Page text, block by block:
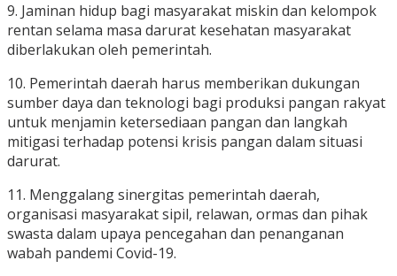
9. Jaminan hidup bagi masyarakat miskin dan kelompok
rentan selama masa darurat kesehatan masyarakat
diberlakukan oleh pemerintah.
10. Pemerintah daerah harus memberikan dukungan
sumber daya dan teknologi bagi produksi pangan rakyat
untuk menjamin ketersediaan pangan dan langkah
mitigasi terhadap potensi krisis pangan dalam situasi
darurat.
11. Menggalang sinergitas pemerintah daerah,
organisasi masyarakat sipil, relawan, ormas dan pihak
swasta dalam upaya pencegahan dan penanganan
wabah pandemi Covid-19.